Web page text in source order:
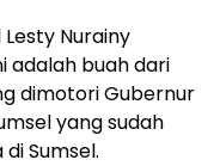
Nurainy
adalah buah dari
dimotori Gubernur
yang sudah
Sumsel.